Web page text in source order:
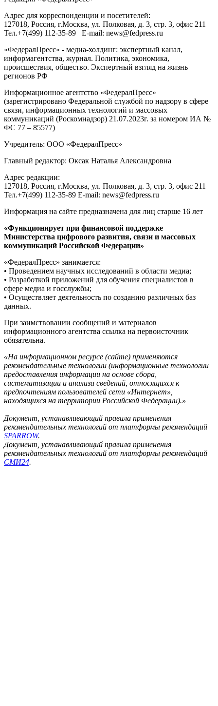
Адрес для корреспонденции и посетителей:
127018, Россия, г.Москва, ул. Полковая, д. 3, стр. 3, офис 211
Тел.+7(499) 112-35-89 E-mail: news@fedpress.ru
«ФедералПресс» - медиа-холдинг: экспертный канал,
информагентства, журнал. Политика, экономика,
происшествия, общество. Экспертный взгляд на жизнь
регионов РФ
Информационное агентство «ФедералПресс»
(зарегистрировано Федеральной службой по надзору в сфере
связи, информационных технологий и массовых
коммуникаций (Роскомнадзор) 21.07.2023г. за номером ИА №
ФС 77 – 85577)
Учредитель: ООО «ФедералПресс»
Главный редактор: Оксак Наталья Александровна
Адрес редакции:
127018, Россия, г.Москва, ул. Полковая, д. 3, стр. 3, офис 211
Тел.+7(499) 112-35-89 E-mail: news@fedpress.ru
Информация на сайте предназначена для лиц старше 16 лет
«Функционирует при финансовой поддержке
Министерства цифрового развития, связи и массовых
коммуникаций Российской Федерации»
«ФедералПресс» занимается:
• Проведением научных исследований в области медиа;
• Разработкой приложений для обучения специалистов в
сфере медиа и госслужбы;
• Осуществляет деятельность по созданию различных баз
данных.
При заимствовании сообщений и материалов
информационного агентства ссылка на первоисточник
обязательна.
«На информационном ресурсе (сайте) применяются
рекомендательные технологии (информационные технологии
предоставления информации на основе сбора,
систематизации и анализа сведений, относящихся к
предпочтениям пользователей сети «Интернет»,
находящихся на территории Российской Федерации).»
Документ, устанавливающий правила применения
рекомендательных технологий от платформы рекомендаций
SPARROW.
Документ, устанавливающий правила применения
рекомендательных технологий от платформы рекомендаций
СМИ24.